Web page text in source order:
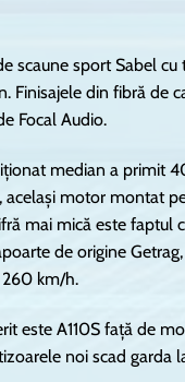
scaune sport Sabel
Finisajele din fibră de
Focal Audio.
median a primit
același motor montat
mai mică este faptul
de origine
260 km/h.
este A110S față de
noi scad garda